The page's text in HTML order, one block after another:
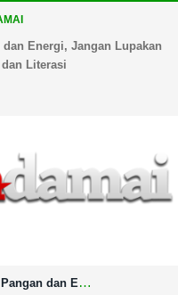
dan Energi, Jangan Lupakan
Literasi
Di Tengah Gencar Ketahanan Pangan dan Energi, Jangan Lupakan Ketahanan Ideologi dan Literasi